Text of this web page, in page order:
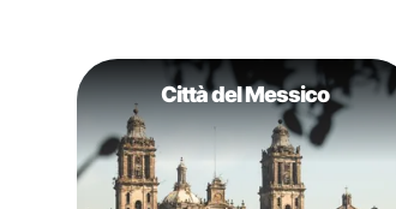
Città del Messico